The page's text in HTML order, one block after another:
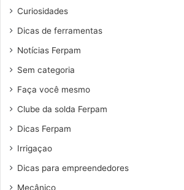
Curiosidades
Dicas de ferramentas
Notícias Ferpam
Sem categoria
Faça você mesmo
Clube da solda Ferpam
Dicas Ferpam
Irrigaçao
Dicas para empreendedores
Mecânico